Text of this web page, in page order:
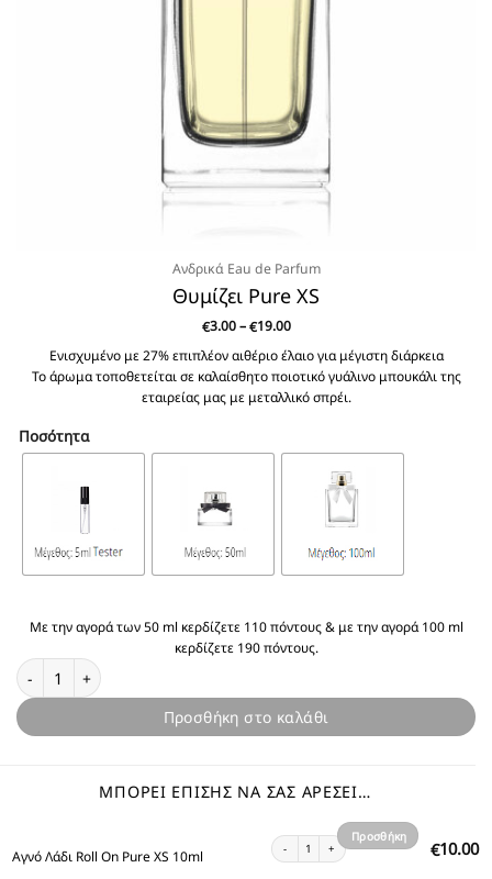
Ανδρικά Eau de Parfum
Θυμίζει Pure XS
€3.00 – €19.00Price
€3.00
through
€19.00
Ενισχυμένο με 27% επιπλέον αιθέριο έλαιο για μέγιστη διάρκεια
Το άρωμα τοποθετείται σε καλαίσθητο ποιοτικό γυάλινο μπουκάλι της
εταιρείας μας με μεταλλικό σπρέι.
Ποσότητα
Με την αγορά των 50 ml κερδίζετε 110 πόντους & με την αγορά 100 ml
κερδίζετε 190 πόντους.
Θυμίζει Pure XS ποσότητα
Προσθήκη στο καλάθι
ΜΠΟΡΕΊ ΕΠΊΣΗΣ ΝΑ ΣΑΣ ΑΡΈΣΕΙ…
Αγνό Λάδι Roll On Pure XS 10ml €10.00
Αγνό Λάδι Roll On Pure XS 10ml ποσότητα
Προσθήκη